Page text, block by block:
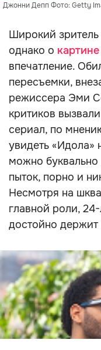
Джонни Депп Фото: Getty
Широкий
однако о картине
впечатление.
пересъемки,
режиссера Эми
критиков
сериал, по
увидеть «Идола»
можно
пыток, порно и
Несмотря на
главной роли,
достойно держит